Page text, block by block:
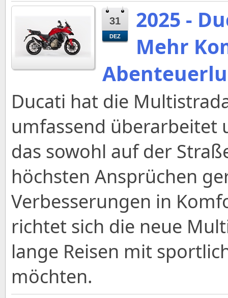
31
DEZ
2025 -
Mehr
Ducati hat die
umfassend
das sowohl auf der
höchsten Ansprüchen
Verbesserungen in
richtet sich die neue
lange Reisen mit
möchten.